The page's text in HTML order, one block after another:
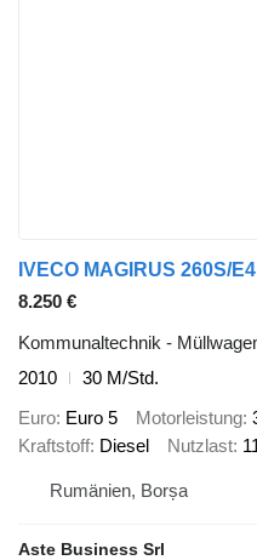
IVECO MAGIRUS 260S/E4
8.250 €
Kommunaltechnik -
2010
30 M/Std.
Euro Euro 5 Motorleistung
Kraftstoff Diesel Nutzlast
Rumänien, Borșa
Aste Business Srl